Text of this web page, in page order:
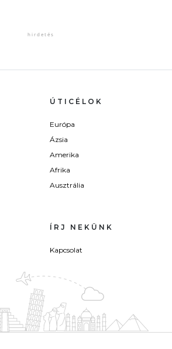
ÚTICÉLOK
Európa
Ázsia
Amerika
Afrika
Ausztrália
ÍRJ NEKÜNK
Kapcsolat